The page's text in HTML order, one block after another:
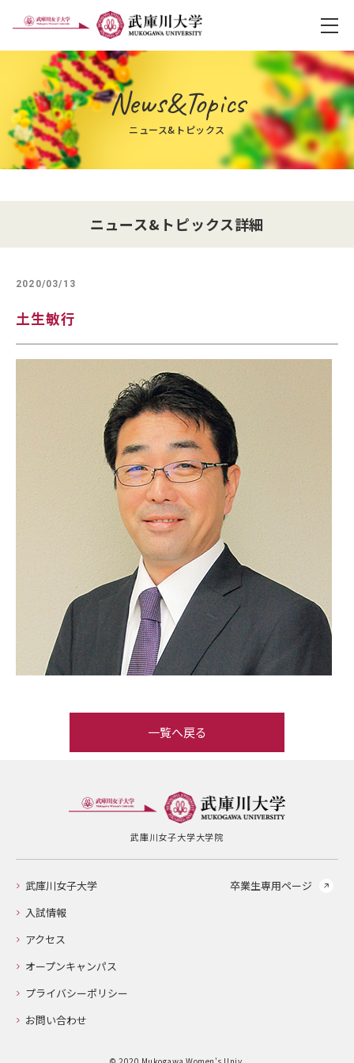
News&Topics
ニュース&トピックス
ニュース&トピックス詳細
2020/03/13
土生敏行
一覧へ戻る
武庫川女子大学大学院
武庫川女子大学
入試情報
アクセス
オープンキャンパス
プライバシーポリシー
お問い合わせ
卒業生専用ページ